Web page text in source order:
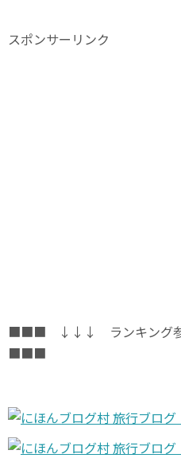
スポンサーリンク
■■■ ↓↓↓ ランキング
■■■